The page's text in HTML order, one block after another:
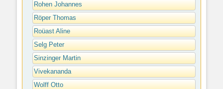
Rohen Johannes
Röper Thomas
Roüast Aline
Selg Peter
Sinzinger Martin
Vivekananda
Wolff Otto